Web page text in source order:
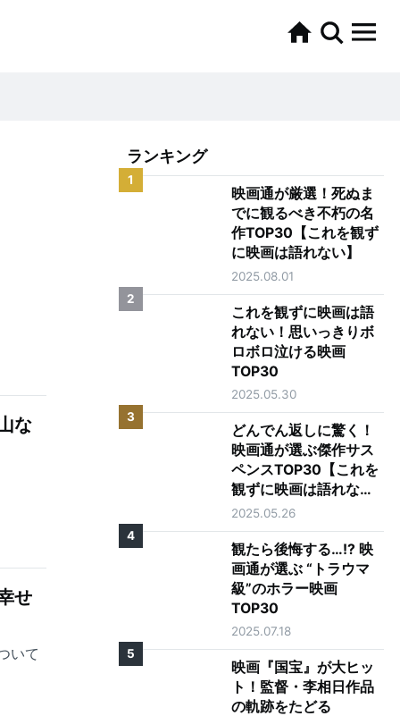
な
せ
いて
ランキング
1
映画通が厳選！死ぬま
でに観るべき不朽の名
作TOP30【これを観ず
に映画は語れない】
2025.08.01
2
これを観ずに映画は語
れない！思いっきりボ
ロボロ泣ける映画
TOP30
2025.05.30
3
どんでん返しに驚く！
映画通が選ぶ傑作サス
ペンスTOP30【これを
観ずに映画は語れな
い】
2025.05.26
4
観たら後悔する…!? 映
画通が選ぶ “トラウマ
級”のホラー映画
TOP30
2025.07.18
5
映画『国宝』が大ヒッ
ト！監督・李相日作品
の軌跡をたどる